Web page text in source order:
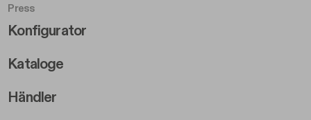
Press
Footer Right Middle B
Konfigurator
Kataloge
Händler